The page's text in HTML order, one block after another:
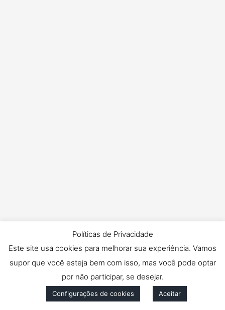
Políticas de Privacidade
Este site usa cookies para melhorar sua experiência. Vamos
supor que você esteja bem com isso, mas você pode optar
por não participar, se desejar.
Configurações de cookies Aceitar